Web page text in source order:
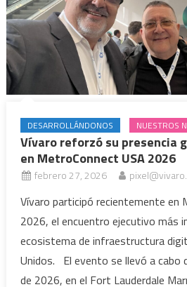
DESARROLLÁNDONOS NUESTROS
Vívaro reforzó su presencia
en MetroConnect USA 2026
febrero 27, 2026
Vívaro participó recientemente en
2026, el encuentro ejecutivo más
ecosistema de infraestructura
Unidos. El evento se llevó a cabo
de 2026, en el Fort Lauderdale